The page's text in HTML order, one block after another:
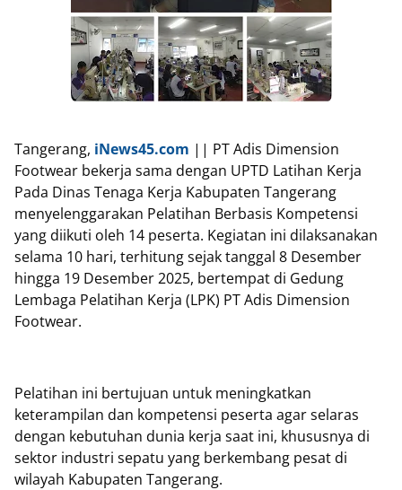
Tangerang, iNews45.com || PT Adis Dimension
Footwear bekerja sama dengan UPTD Latihan Kerja
Pada Dinas Tenaga Kerja Kabupaten Tangerang
menyelenggarakan Pelatihan Berbasis Kompetensi
yang diikuti oleh 14 peserta. Kegiatan ini dilaksanakan
selama 10 hari, terhitung sejak tanggal 8 Desember
hingga 19 Desember 2025, bertempat di Gedung
Lembaga Pelatihan Kerja (LPK) PT Adis Dimension
Footwear.
Pelatihan ini bertujuan untuk meningkatkan
keterampilan dan kompetensi peserta agar selaras
dengan kebutuhan dunia kerja saat ini, khususnya di
sektor industri sepatu yang berkembang pesat di
wilayah Kabupaten Tangerang.